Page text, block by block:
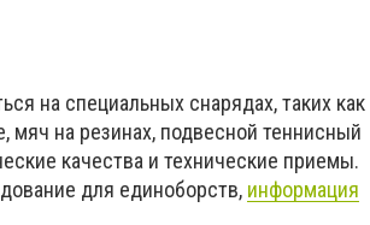
на специальных снарядах, таких как
мяч на резинах, подвесной теннисный
качества и технические приемы.
для единоборств, информация